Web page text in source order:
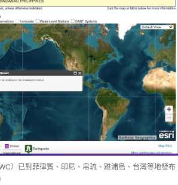
）已對菲律賓、印尼、帛琉、雅浦島、台灣等地發布